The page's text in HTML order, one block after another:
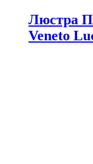
Люстра
Veneto